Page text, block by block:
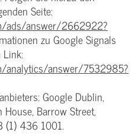
Seite:
ads/answer/2662922?
zu Google Signals
analytics/answer/7532985?
Google Dublin,
Barrow Street,
(1) 436 1001.